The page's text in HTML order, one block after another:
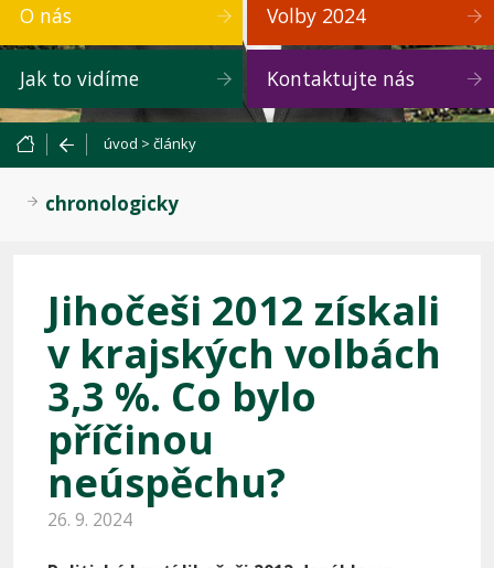
O nás Volby 2024
Jak to vidíme Kontaktujte nás
úvod > články
chronologicky
Jihočeši 2012 získali
v krajských volbách
3,3 %. Co bylo
příčinou
neúspěchu?
26. 9. 2024